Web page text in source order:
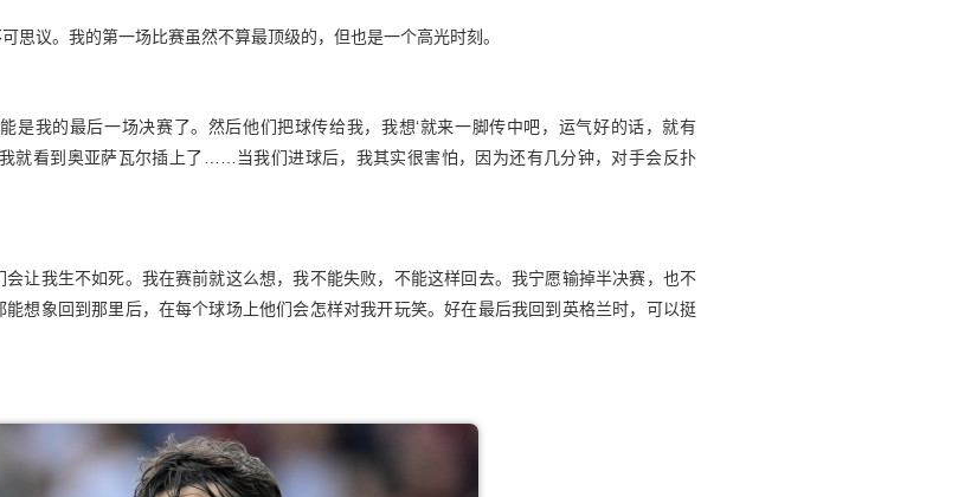
思议。我的第一场比赛虽然不算最顶级的，但也是一个高光时刻。
是我的最后一场决赛了。然后他们把球传给我，我想‘就来一脚传中吧，运气好的话，就有
就看到奥亚萨瓦尔插上了……当我们进球后，我其实很害怕，因为还有几分钟，对手会反扑
让我生不如死。我在赛前就这么想，我不能失败，不能这样回去。我宁愿输掉半决赛，也不
想象回到那里后，在每个球场上他们会怎样对我开玩笑。好在最后我回到英格兰时，可以挺